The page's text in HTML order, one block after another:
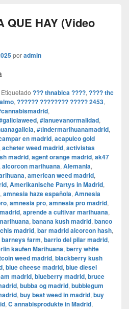
QUE HAY (Video
poradmin
Etiquetado ??? thnabica ????, ???? thc
, ?????? ???????? ????? 2453,
,
, #lanuevanormalidad,
, #tindermarihuanamadrid,
en madrid, acapulco gold
acheter weed madrid, activistas
madrid, agent orange madrid, ak47
alcorcon marihuana, Alemania,
, american weed madrid,
, Amerikanische Partys in Madrid,
, amnesia haze española, Amnesia
, amnesia pro, amnesia pro madrid,
, aprende a cultivar marihuana,
, banana kush madrid, banco
madrid, bar madrid alcorcon hash,
barneys farm, barrio del pilar madrid,
kaufen Marihuana, berry white
weed madrid, blackberry kush
, blue cheese madrid, blue diesel
madrid, blueberry madrid, bruce
, bubba og madrid, bubblegum
, buy best weed in madrid, buy
, C annabisprodukte in Madrid,